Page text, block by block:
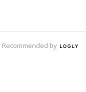
Recommended by